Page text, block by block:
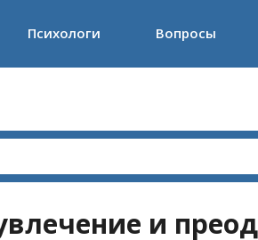
Психологи Вопросы
и